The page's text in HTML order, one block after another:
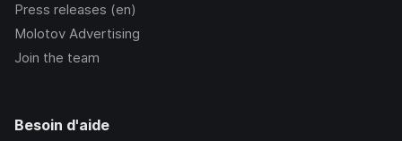
Press releases (en)
Molotov Advertising
Join the team
Besoin d'aide